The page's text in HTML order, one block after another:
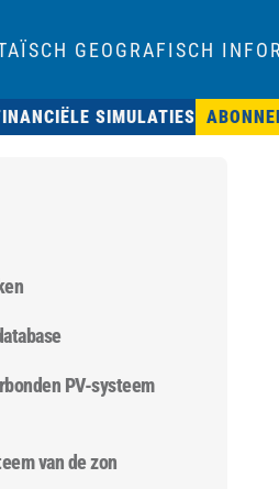
GEOGRAFISCH
SIMULATIES
PV-systeem
van de zon